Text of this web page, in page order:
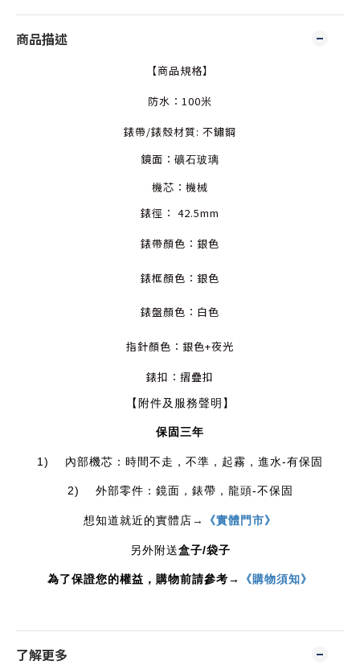
商品描述
【商品規格】
防水：100米
錶帶/錶殼材質: 不鏽鋼
鏡面： 礦石玻璃
機芯：機械
錶徑： 42.5mm
錶帶顏色：銀色
錶框顏色：銀色
錶盤顏色：白色
指針顏色 ：銀色+夜光
錶扣：摺疊扣
【附件及服務聲明】
保固三年
1)    內部機芯：時間不走，不準，起霧，進水-有保固
2)    外部零件：鏡面，錶帶，龍頭-不保固
想知道就近的實體店→ 《實體門市》
另外附送盒子/袋子
為了保證您的權益，購物前請參考→ 《購物須知》
了解更多